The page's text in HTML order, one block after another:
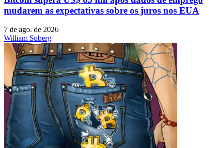
mudarem as expectativas sobre os juros nos EUA
7 de ago. de 2026
William Suberg